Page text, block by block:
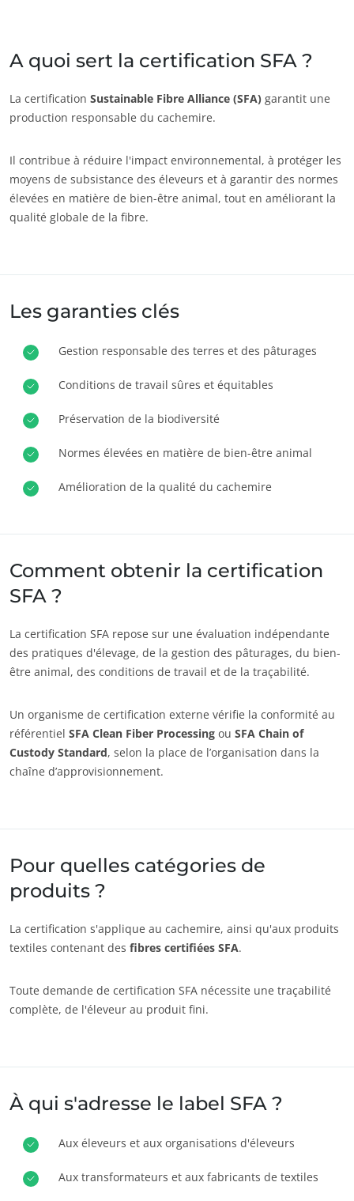
Actualités
Carrières
NOS ENGAGEMENTS RSE
Progresser avec nos équipes
S’investir pour notre environnement
Innover avec notre écosystème
NOS SECTEURS D'ACTIVITÉ
Cosmétique
Bois et forêt
Produits de la maison
Japon (japonais)
Amérique
Argentine (espagnol)
Canada (anglais)
Canada (français)
Chili
Pérou (espagnol)
Europe
Espagne (espagnol)
France (français)
(italien)
Roumanie (roumain)
Suisse
A quoi sert la certification SFA ?
La certification Sustainable Fibre Alliance (SFA) garantit une
production responsable du cachemire.
Il contribue à réduire l'impact environnemental, à protéger les
moyens de subsistance des éleveurs et à garantir des normes
élevées en matière de bien-être animal, tout en améliorant la
qualité globale de la fibre.
Les garanties clés
Gestion responsable des terres et des pâturages
Conditions de travail sûres et équitables
Préservation de la biodiversité
Normes élevées en matière de bien-être animal
Amélioration de la qualité du cachemire
Comment obtenir la certification
SFA ?
La certification SFA repose sur une évaluation indépendante
des pratiques d'élevage, de la gestion des pâturages, du bien-
être animal, des conditions de travail et de la traçabilité.
Un organisme de certification externe vérifie la conformité au
référentiel SFA Clean Fiber Processing ou SFA Chain of
Custody Standard, selon la place de l’organisation dans la
chaîne d’approvisionnement.
Pour quelles catégories de
produits ?
La certification s'applique au cachemire, ainsi qu'aux produits
textiles contenant des fibres certifiées SFA.
Toute demande de certification SFA nécessite une traçabilité
complète, de l'éleveur au produit fini.
À qui s'adresse le label SFA ?
Aux éleveurs et aux organisations d'éleveurs
Aux transformateurs et aux fabricants de textiles